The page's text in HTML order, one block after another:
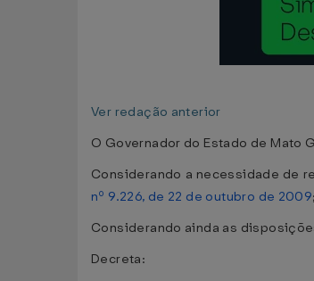
Ver redação anterior
O Governador do Estado de Mato
Considerando a necessidade de
nº 9.226, de 22 de outubro de 2009;
Considerando ainda as
Decreta: